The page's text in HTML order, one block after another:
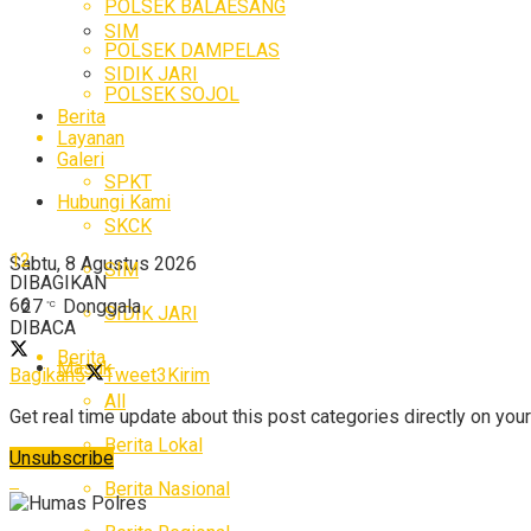
SIM
SIDIK JARI
Berita
Galeri
Hubungi Kami
Sabtu, 8 Agustus 2026
27 °C Donggala
Masuk
POLSEK BALAESANG
POLSEK DAMPELAS
POLSEK SOJOL
Layanan
SPKT
SKCK
SIM
SIDIK JARI
Berita
All
Berita Lokal
Berita Nasional
12
DIBAGIKAN
66
DIBACA
Bagikan5 Tweet3 Kirim
Get real time update about this post categories directly on
Unsubscribe